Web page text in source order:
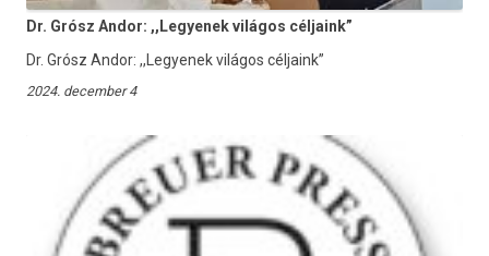
Dr. Grósz Andor: ,,Legyenek világos céljaink”
Dr. Grósz Andor: ,,Legyenek világos céljaink”
2024. december 4